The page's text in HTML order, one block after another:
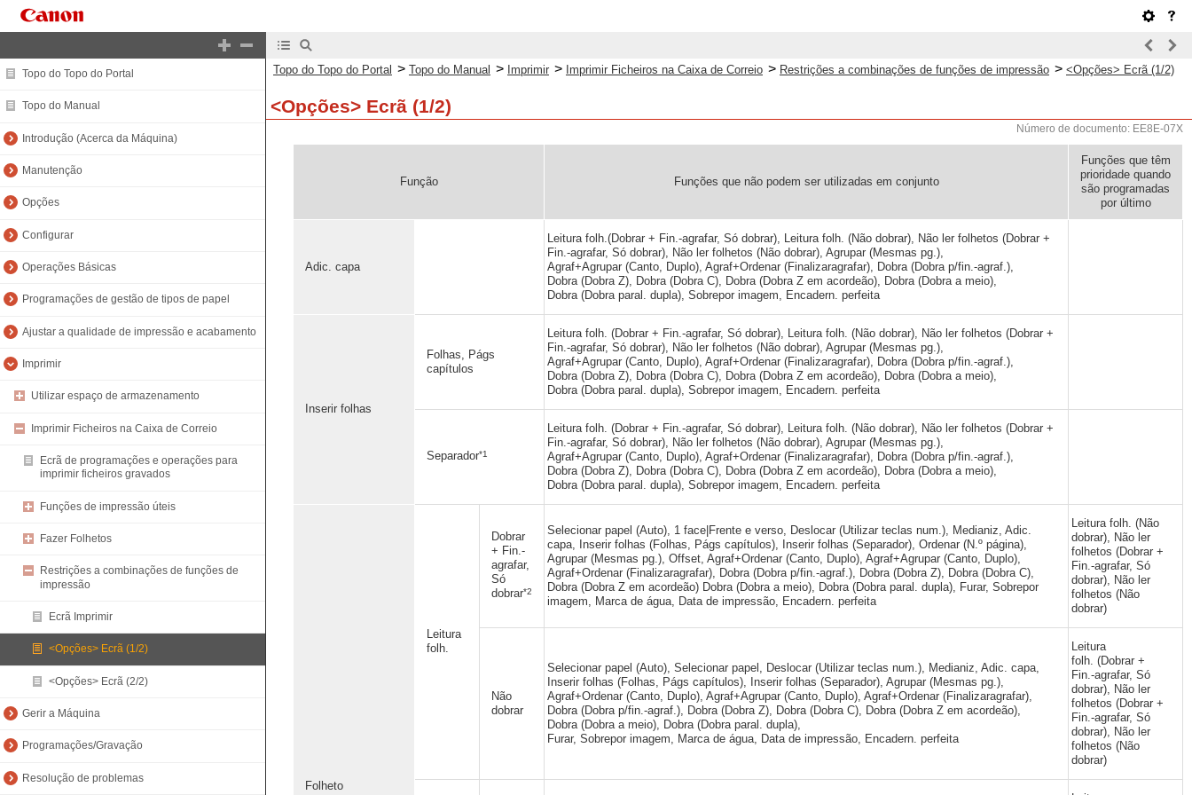
Topo do Topo do Portal
Topo do Manual
Introdução (Acerca da Máquina)
Manutenção
Opções
Configurar
Operações Básicas
Programações de gestão de tipos de papel
Ajustar a qualidade de impressão e acabamento
Imprimir
Utilizar espaço de armazenamento
Imprimir Ficheiros na Caixa de Correio
Ecrã de programações e operações para
imprimir ficheiros gravados
Funções de impressão úteis
Fazer Folhetos
Restrições a combinações de funções de
impressão
Ecrã Imprimir
<Opções> Ecrã (1/2)
<Opções> Ecrã (2/2)
Gerir a Máquina
Programações/Gravação
Resolução de problemas
Topo do Topo do Portal > Topo do Manual > Imprimir > Imprimir Ficheiros na Caixa de Correio > Restrições a combinações de funções de impressão > <Opções> Ecrã (1/2)
<Opções> Ecrã (1/2)
Número de documento: EE8E-07X
Função Funções que não podem ser utilizadas em conjunto
Funções que têm
prioridade quando
são programadas
por último
Adic. capa
Leitura folh.(Dobrar + Fin.-agrafar, Só dobrar), Leitura folh. (Não dobrar), Não ler folhetos (Dobrar +
Fin.-agrafar, Só dobrar), Não ler folhetos (Não dobrar), Agrupar (Mesmas pg.),
Agraf+Agrupar (Canto, Duplo), Agraf+Ordenar (Finalizaragrafar), Dobra (Dobra p/fin.-agraf.),
Dobra (Dobra Z), Dobra (Dobra C), Dobra (Dobra Z em acordeão), Dobra (Dobra a meio),
Dobra (Dobra paral. dupla), Sobrepor imagem, Encadern. perfeita
Inserir folhas
Folhas, Págs
capítulos
Leitura folh. (Dobrar + Fin.-agrafar, Só dobrar), Leitura folh. (Não dobrar), Não ler folhetos (Dobrar +
Fin.-agrafar, Só dobrar), Não ler folhetos (Não dobrar), Agrupar (Mesmas pg.),
Agraf+Agrupar (Canto, Duplo), Agraf+Ordenar (Finalizaragrafar), Dobra (Dobra p/fin.-agraf.),
Dobra (Dobra Z), Dobra (Dobra C), Dobra (Dobra Z em acordeão), Dobra (Dobra a meio),
Dobra (Dobra paral. dupla), Sobrepor imagem, Encadern. perfeita
Separador*1
Leitura folh. (Dobrar + Fin.-agrafar, Só dobrar), Leitura folh. (Não dobrar), Não ler folhetos (Dobrar +
Fin.-agrafar, Só dobrar), Não ler folhetos (Não dobrar), Agrupar (Mesmas pg.),
Agraf+Agrupar (Canto, Duplo), Agraf+Ordenar (Finalizaragrafar), Dobra (Dobra p/fin.-agraf.),
Dobra (Dobra Z), Dobra (Dobra C), Dobra (Dobra Z em acordeão), Dobra (Dobra a meio),
Dobra (Dobra paral. dupla), Sobrepor imagem, Encadern. perfeita
Folheto
Leitura
folh.
Dobrar
+ Fin.-
agrafar,
Só
dobrar*2
Selecionar papel (Auto), 1 face|Frente e verso, Deslocar (Utilizar teclas num.), Medianiz, Adic.
capa, Inserir folhas (Folhas, Págs capítulos), Inserir folhas (Separador), Ordenar (N.º página),
Agrupar (Mesmas pg.), Offset, Agraf+Ordenar (Canto, Duplo), Agraf+Agrupar (Canto, Duplo),
Agraf+Ordenar (Finalizaragrafar), Dobra (Dobra p/fin.-agraf.), Dobra (Dobra Z), Dobra (Dobra C),
Dobra (Dobra Z em acordeão) Dobra (Dobra a meio), Dobra (Dobra paral. dupla), Furar, Sobrepor
imagem, Marca de água, Data de impressão, Encadern. perfeita
Leitura folh. (Não
dobrar), Não ler
folhetos (Dobrar +
Fin.-agrafar, Só
dobrar), Não ler
folhetos (Não
dobrar)
Não
dobrar
Selecionar papel (Auto), Selecionar papel, Deslocar (Utilizar teclas num.), Medianiz, Adic. capa,
Inserir folhas (Folhas, Págs capítulos), Inserir folhas (Separador), Agrupar (Mesmas pg.),
Agraf+Ordenar (Canto, Duplo), Agraf+Agrupar (Canto, Duplo), Agraf+Ordenar (Finalizaragrafar),
Dobra (Dobra p/fin.-agraf.), Dobra (Dobra Z), Dobra (Dobra C), Dobra (Dobra Z em acordeão),
Dobra (Dobra a meio), Dobra (Dobra paral. dupla),
Furar, Sobrepor imagem, Marca de água, Data de impressão, Encadern. perfeita
Leitura
folh. (Dobrar +
Fin.-agrafar, Só
dobrar), Não ler
folhetos (Dobrar +
Fin.-agrafar, Só
dobrar), Não ler
folhetos (Não
dobrar)